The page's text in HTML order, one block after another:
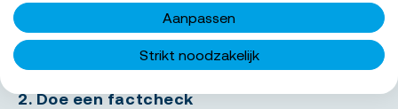
je hebt bereikt, geleerd of waarom juist die functie je
aanspreekt. Zo blijft je brief authentiek en
onderscheidend, ook als je wat hulp van AI hebt gehad.
2. Doe een factcheck
Aanpassen
Strikt noodzakelijk